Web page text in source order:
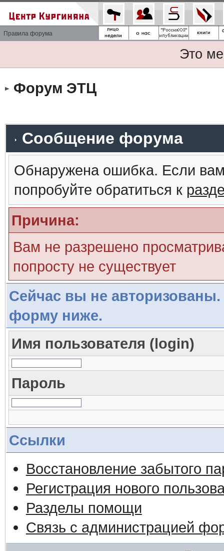
Правила форума
Это
Форум ЭТЦ
Сообщение форума
Обнаружена ошибка. Если
попробуйте обратиться к
Причина:
Вам не разрешено
попросту не существует
Сейчас вы не авторизованы.
форму ниже.
Имя пользователя (login)
Пароль
Ссылки
Восстановление забытого
Регистрация нового
Разделы помощи
Связь с администрацией